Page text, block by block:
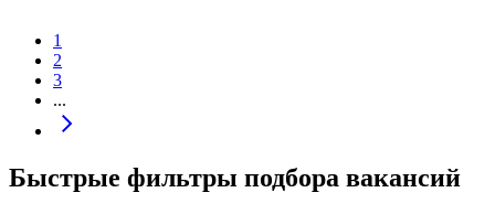
1
2
3
...
Быстрые фильтры подбора вакансий